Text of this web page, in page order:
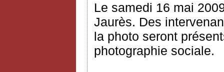
Le samedi 16 mai
Jaurès. Des
la photo seront
photographie sociale.